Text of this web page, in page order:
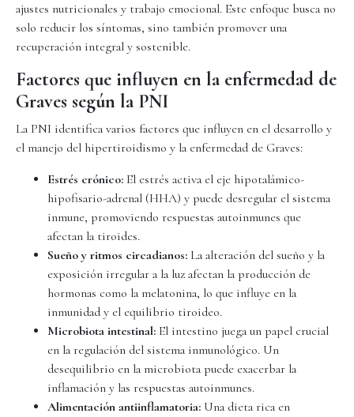
ajustes nutricionales y trabajo emocional. Este enfoque busca no
solo reducir los síntomas, sino también promover una
recuperación integral y sostenible.
Factores que influyen en la enfermedad de
Graves según la PNI
La PNI identifica varios factores que influyen en el desarrollo y
el manejo del hipertiroidismo y la enfermedad de Graves:
Estrés crónico: El estrés activa el eje hipotalámico-
hipofisario-adrenal (HHA) y puede desregular el sistema
inmune, promoviendo respuestas autoinmunes que
afectan la tiroides.
Sueño y ritmos circadianos: La alteración del sueño y la
exposición irregular a la luz afectan la producción de
hormonas como la melatonina, lo que influye en la
inmunidad y el equilibrio tiroideo.
Microbiota intestinal: El intestino juega un papel crucial
en la regulación del sistema inmunológico. Un
desequilibrio en la microbiota puede exacerbar la
inflamación y las respuestas autoinmunes.
Alimentación antiinflamatoria: Una dieta rica en